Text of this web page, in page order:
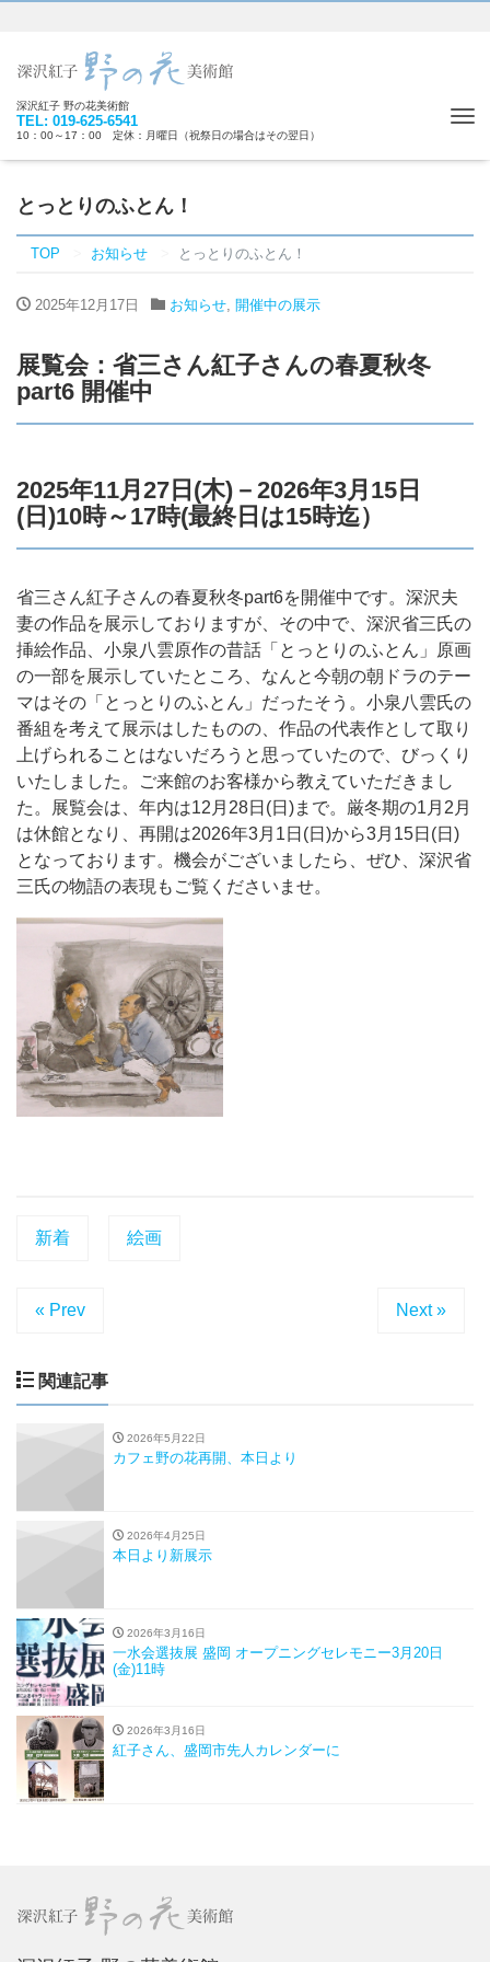
深沢紅子 野の花美術館
TEL: 019-625-6541
10：00～17：00 定休：月曜日（祝祭日の場合はその翌日）
とっとりのふとん！
TOP お知らせ とっとりのふとん！
2025年12月17日 お知らせ, 開催中の展示
展覧会：省三さん紅子さんの春夏秋冬
part6 開催中
2025年11月27日 (木)－2026年3月15日
(日)10時～17時(最終日は15時迄）
省三さん紅子さんの春夏秋冬part6を開催中です。深沢夫
妻の作品を展示しておりますが、その中で、深沢省三氏の
挿絵作品、小泉八雲原作の昔話「とっとりのふとん」原画
の一部を展示していたところ、なんと今朝の朝ドラのテー
マはその「とっとりのふとん」だったそう。小泉八雲氏の
番組を考えて展示はしたものの、作品の代表作として取り
上げられることはないだろうと思っていたので、びっくり
いたしました。ご来館のお客様から教えていただきまし
た。展覧会は、年内は12月28日(日)まで。厳冬期の1月2月
は休館となり、再開は2026年3月1日(日)から3月15日(日)
となっております。機会がございましたら、ぜひ、深沢省
三氏の物語の表現もご覧くださいませ。
新着 絵画
« Prev Next »
関連記事
2026年5月22日
カフェ野の花再開、本日より
2026年4月25日
本日より新展示
2026年3月16日
一水会選抜展 盛岡 オープニングセレモニー3月20日
(金)11時
2026年3月16日
紅子さん、盛岡市先人カレンダーに